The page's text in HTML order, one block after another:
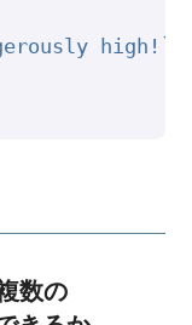
high!`
数の